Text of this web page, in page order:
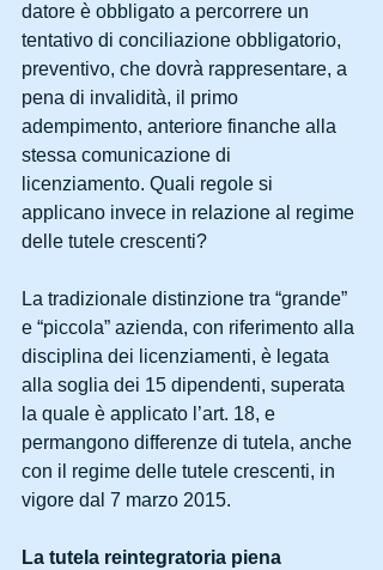
datore è obbligato a percorrere un
tentativo di conciliazione obbligatorio,
preventivo, che dovrà rappresentare, a
pena di invalidità, il primo
adempimento, anteriore finanche alla
stessa comunicazione di
licenziamento. Quali regole si
applicano invece in relazione al regime
delle tutele crescenti?
La tradizionale distinzione tra “grande”
e “piccola” azienda, con riferimento alla
disciplina dei licenziamenti, è legata
alla soglia dei 15 dipendenti, superata
la quale è applicato l’art. 18, e
permangono differenze di tutela, anche
con il regime delle tutele crescenti, in
vigore dal 7 marzo 2015.
La tutela reintegratoria piena